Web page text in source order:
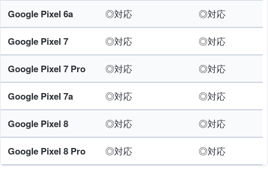
Google Pixel 6a ◎対応 ◎対応
Google Pixel 7 ◎対応 ◎対応
Google Pixel 7 Pro ◎対応 ◎対応
Google Pixel 7a ◎対応 ◎対応
Google Pixel 8 ◎対応 ◎対応
Google Pixel 8 Pro ◎対応 ◎対応